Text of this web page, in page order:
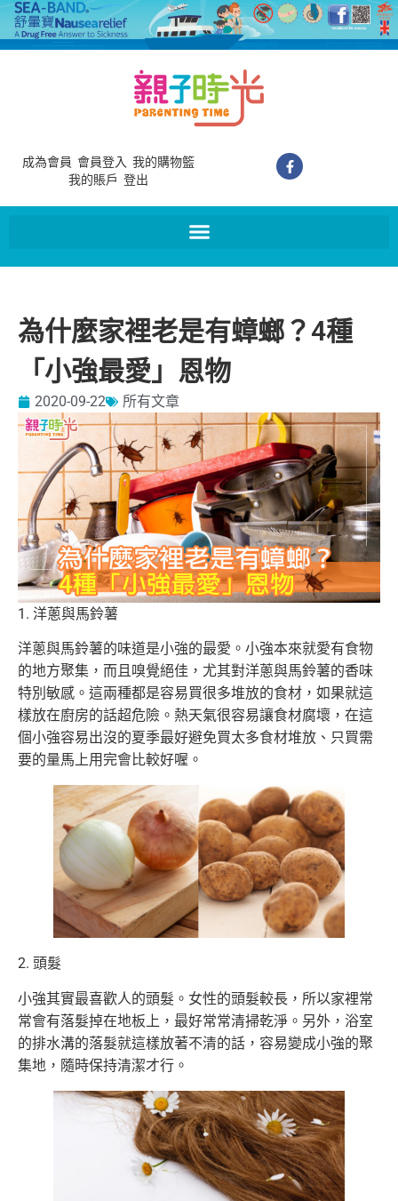
成為會員 會員登入 我的購物籃
我的賬戶 登出
為什麼家裡老是有蟑螂？4種
「小強最愛」恩物
2020-09-22 所有文章
1. 洋蔥與馬鈴薯
洋蔥與馬鈴薯的味道是小強的最愛。小強本來就愛有食物
的地方聚集，而且嗅覺絕佳，尤其對洋蔥與馬鈴薯的香味
特別敏感。這兩種都是容易買很多堆放的食材，如果就這
樣放在廚房的話超危險。熱天氣很容易讓食材腐壞，在這
個小強容易出沒的夏季最好避免買太多食材堆放、只買需
要的量馬上用完會比較好喔。
2. 頭髮
小強其實最喜歡人的頭髮。女性的頭髮較長，所以家裡常
常會有落髮掉在地板上，最好常常清掃乾淨。另外，浴室
的排水溝的落髮就這樣放著不清的話，容易變成小強的聚
集地，隨時保持清潔才行。